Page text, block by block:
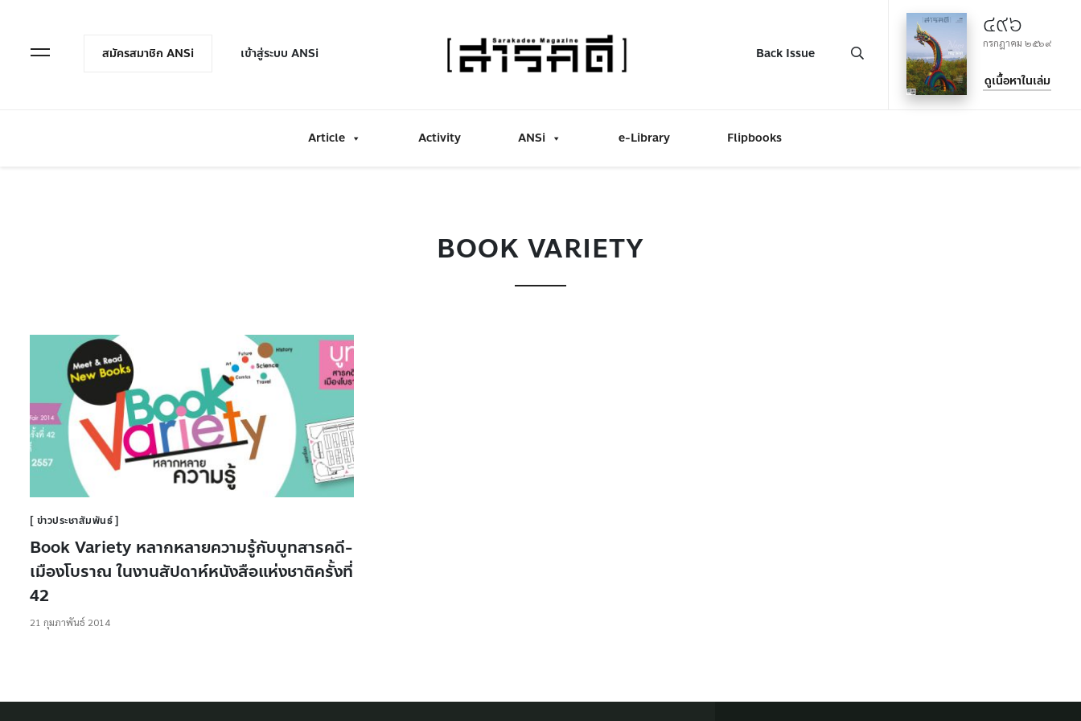
Open Menuสมัครสมาชิก ANSi เข้าสู่ระบบ ANSi Back Issue
๔๙๖
กรกฎาคม ๒๕๖๙
ดูเนื้อหาในเล่ม
Article Activity ANSi e-Library Flipbooks
BOOK VARIETY
ข่าวประชาสัมพันธ์
Book Variety หลากหลายความรู้กับบูทสารคดี-
เมืองโบราณ ในงานสัปดาห์หนังสือแห่งชาติครั้งที่
42
21 กุมภาพันธ์ 2014